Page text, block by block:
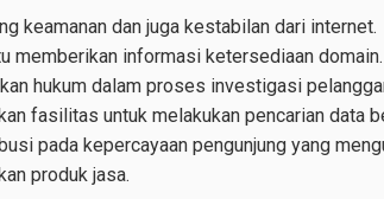
keamanan dan juga kestabilan dari internet.
memberikan informasi ketersediaan domain.
hukum dalam proses investigasi
fasilitas untuk melakukan pencarian data
pada kepercayaan pengunjung yang
produk jasa.